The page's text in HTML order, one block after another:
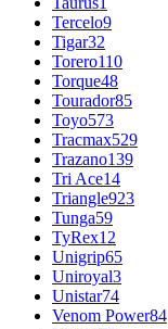
Tercelo9
Tigar32
Torero110
Torque48
Tourador85
Toyo573
Tracmax529
Trazano139
Tri Ace14
Triangle923
Tunga59
TyRex12
Unigrip65
Uniroyal3
Unistar74
Venom Power84